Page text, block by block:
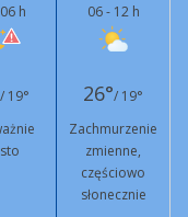
h
06 - 12 h
/ 19° 26°/ 19°
Zachmurzenie
zmienne,
częściowo
słonecznie